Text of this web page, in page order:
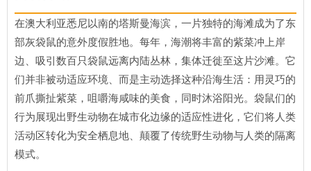
在澳大利亚悉尼以南的塔斯曼海滨，一片独特的海滩成为了东
部灰袋鼠的意外度假胜地。每年，海潮将丰富的紫菜冲上岸
边、吸引数百只袋鼠远离内陆丛林，集体迁徙至这片沙滩。它
们并非被动适应环境、而是主动选择这种沿海生活：用灵巧的
前爪撕扯紫菜，咀嚼海咸味的美食，同时沐浴阳光。袋鼠们的
行为展现出野生动物在城市化边缘的适应性进化，它们将人类
活动区转化为安全栖息地、颠覆了传统野生动物与人类的隔离
模式。